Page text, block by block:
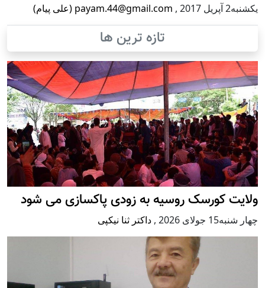
يكشنبه2 آپریل 2017 , payam.44@gmail.com (علی پیام)
تازه ترین ها
ولایت کورسک روسیه به زودی پاکسازی می شود
چهار شنبه15 جولای 2026 , داکتر ثنا نیکپی